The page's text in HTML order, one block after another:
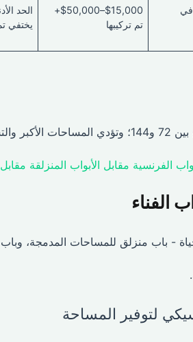
في
$15,000–$50,000+
تم تركيبها
الحد
يختفي
التكلفة.
الفرنسية مقابل الأبواب المنزلقة
الفناء
- باب منزلق للمساحات المدمجة،
لتوفير المساحة